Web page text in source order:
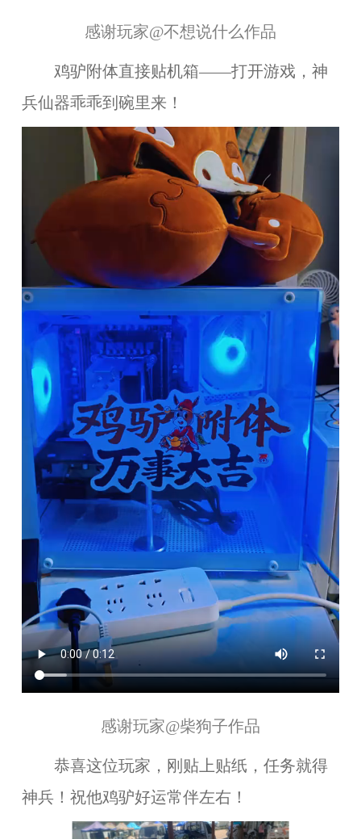
感谢玩家@不想说什么作品
鸡驴附体直接贴机箱——打开游戏，神
兵仙器乖乖到碗里来！
感谢玩家@柴狗子作品
恭喜这位玩家， 刚贴上贴纸，任务就得
神兵！ 祝他鸡驴好运常伴左右 ！